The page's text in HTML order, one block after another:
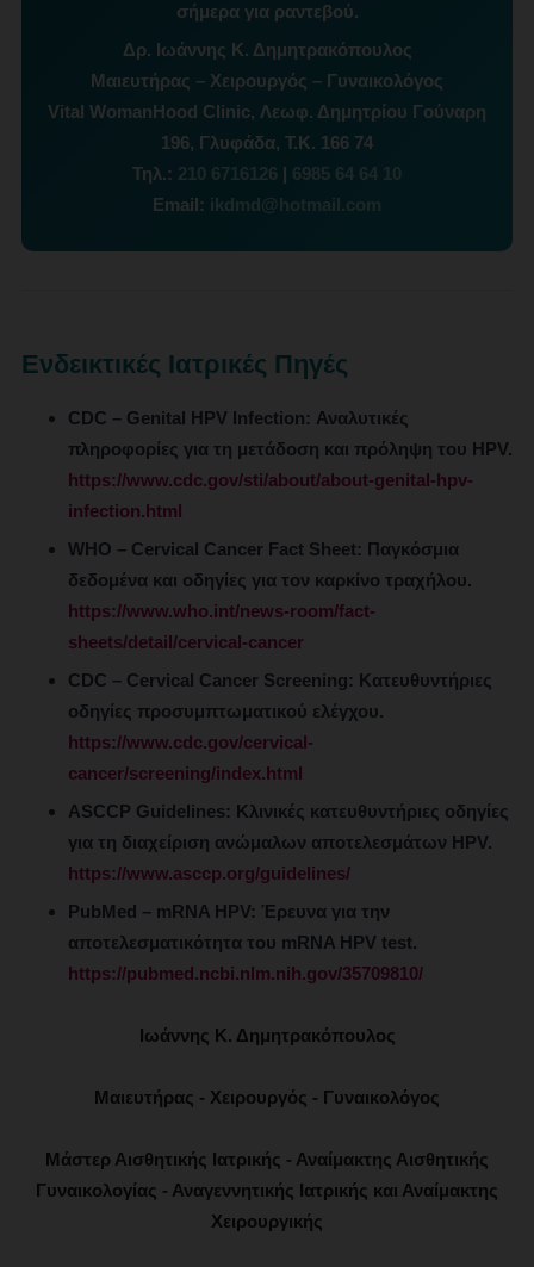
σήμερα για ραντεβού.
Δρ. Ιωάννης Κ. Δημητρακόπουλος
Μαιευτήρας – Χειρουργός – Γυναικολόγος
Vital WomanHood Clinic, Λεωφ. Δημητρίου Γούναρη
196, Γλυφάδα, Τ.Κ. 166 74
Τηλ.: 210 6716126 | 6985 64 64 10
Email: ikdmd@hotmail.com
Ενδεικτικές Ιατρικές Πηγές
CDC – Genital HPV Infection: Αναλυτικές
πληροφορίες για τη μετάδοση και πρόληψη του HPV.
https://www.cdc.gov/sti/about/about-genital-hpv-
infection.html
WHO – Cervical Cancer Fact Sheet: Παγκόσμια
δεδομένα και οδηγίες για τον καρκίνο τραχήλου.
https://www.who.int/news-room/fact-
sheets/detail/cervical-cancer
CDC – Cervical Cancer Screening: Κατευθυντήριες
οδηγίες προσυμπτωματικού ελέγχου.
https://www.cdc.gov/cervical-
cancer/screening/index.html
ASCCP Guidelines: Κλινικές κατευθυντήριες οδηγίες
για τη διαχείριση ανώμαλων αποτελεσμάτων HPV.
https://www.asccp.org/guidelines/
PubMed – mRNA HPV: Έρευνα για την
αποτελεσματικότητα του mRNA HPV test.
https://pubmed.ncbi.nlm.nih.gov/35709810/
Ιωάννης Κ. Δημητρακόπουλος
Μαιευτήρας - Χειρουργός - Γυναικολόγος
Μάστερ Αισθητικής Ιατρικής - Αναίμακτης Αισθητικής
Γυναικολογίας - Αναγεννητικής Ιατρικής και Αναίμακτης
Χειρουργικής